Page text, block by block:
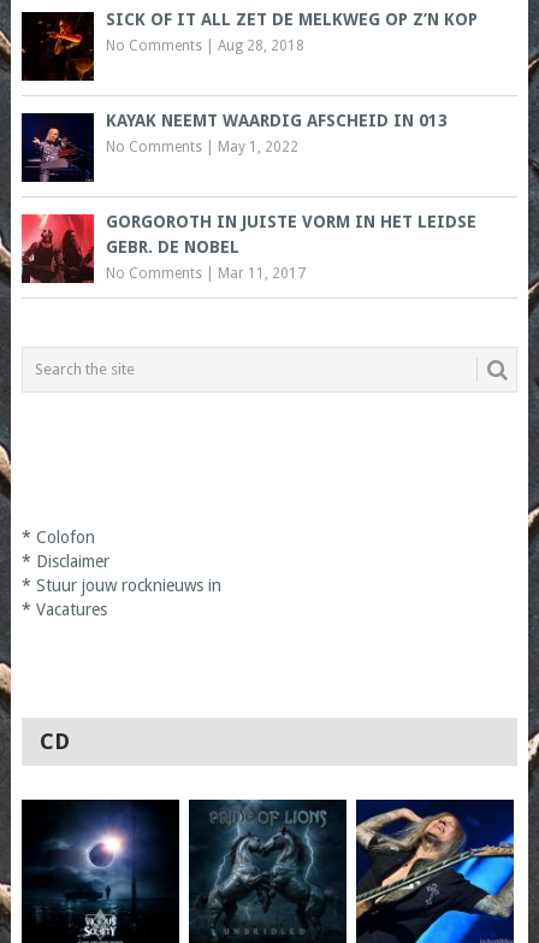
SICK OF IT ALL ZET DE MELKWEG OP Z’N KOP
No Comments| Aug 28, 2018
KAYAK NEEMT WAARDIG AFSCHEID IN 013
No Comments| May 1, 2022
GORGOROTH IN JUISTE VORM IN HET LEIDSE
GEBR. DE NOBEL
No Comments| Mar 11, 2017
* Colofon
* Disclaimer
* Stuur jouw rocknieuws in
* Vacatures
CD